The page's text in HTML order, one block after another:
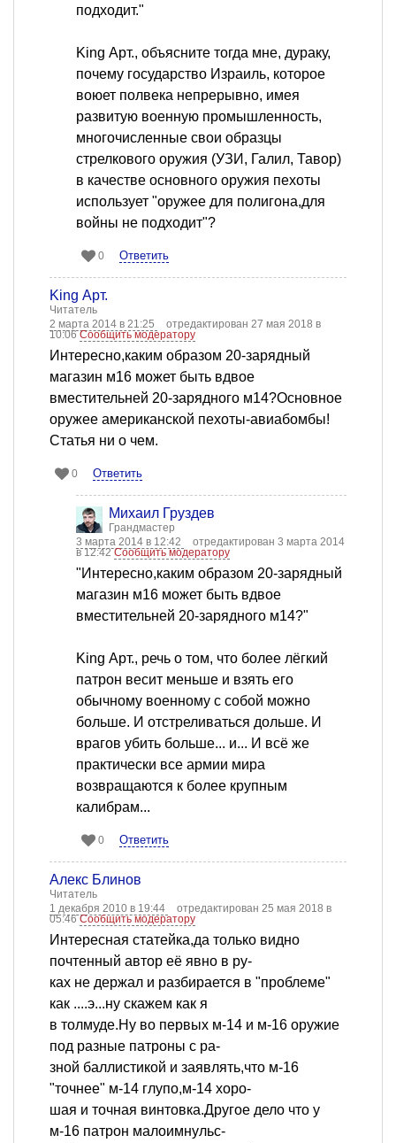
подходит."
King Арт., объясните тогда мне, дураку,
почему государство Израиль, которое
воюет полвека непрерывно, имея
развитую военную промышленность,
многочисленные свои образцы
стрелкового оружия (УЗИ, Галил, Тавор)
в качестве основного оружия пехоты
использует "оружее для полигона,для
войны не подходит"?
0 Ответить
King Арт.
Читатель
2 марта 2014 в 21:25
отредактирован 27 мая 2018 в
10:06Сообщить модератору
Интересно,каким образом 20-зарядный
магазин м16 может быть вдвое
вместительней 20-зарядного м14?Основное
оружее американской пехоты-авиабомбы!
Статья ни о чем.
0 Ответить
Михаил Груздев
Грандмастер
3 марта 2014 в 12:42
отредактирован 3 марта 2014
в 12:42Сообщить модератору
"Интересно,каким образом 20-зарядный
магазин м16 может быть вдвое
вместительней 20-зарядного м14?"
King Арт., речь о том, что более лёгкий
патрон весит меньше и взять его
обычному военному с собой можно
больше. И отстреливаться дольше. И
врагов убить больше... и... И всё же
практически все армии мира
возвращаются к более крупным
калибрам...
0 Ответить
Алекс Блинов
Читатель
1 декабря 2010 в 19:44
отредактирован 25 мая 2018 в
05:46Сообщить модератору
Интересная статейка,да только видно
почтенный автор её явно в ру-
ках не держал и разбирается в "проблеме"
как ....э...ну скажем как я
в толмуде.Ну во первых м-14 и м-16 оружие
под разные патроны с ра-
зной баллистикой и заявлять,что м-16
"точнее" м-14 глупо,м-14 хоро-
шая и точная винтовка.Другое дело что у
м-16 патрон малоимнульс-